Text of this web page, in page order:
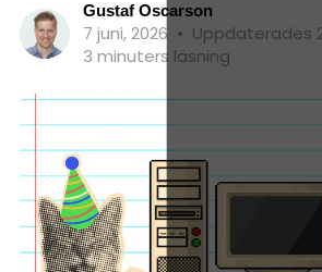
Gustaf Oscarson
7 juni, 2026 • Uppdaterades
3 minuters läsning